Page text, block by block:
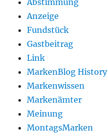
Abstimmung
Anzeige
Fundstück
Gastbeitrag
Link
MarkenBlog History
Markenwissen
Markenämter
Meinung
MontagsMarken